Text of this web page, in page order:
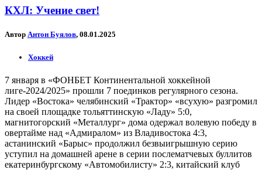
КХЛ: Учение свет!
Автор Антон Буялов, 08.01.2025
Хоккей
7 января в «ФОНБЕТ Континентальной хоккейной
лиге-2024/2025» прошли 7 поединков регулярного сезона.
Лидер «Востока» челябинский «Трактор» «всухую» разгромил
на своей площадке тольяттинскую «Ладу» 5:0,
магнитогорский «Металлург» дома одержал волевую победу в
овертайме над «Адмиралом» из Владивостока 4:3,
астанинский «Барыс» продолжил безвыигрышную серию
уступил на домашней арене в серии послематчевых буллитов
екатеринбургскому «Автомобилисту» 2:3, китайский клуб